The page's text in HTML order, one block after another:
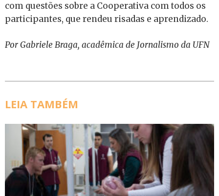
com questões sobre a Cooperativa com todos os
participantes, que rendeu risadas e aprendizado.
Por Gabriele Braga, acadêmica de Jornalismo da UFN
LEIA TAMBÉM